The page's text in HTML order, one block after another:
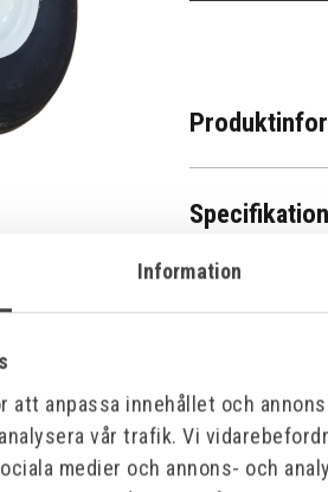
Information
anpassa innehållet och
vår trafik. Vi
medier och annons- och